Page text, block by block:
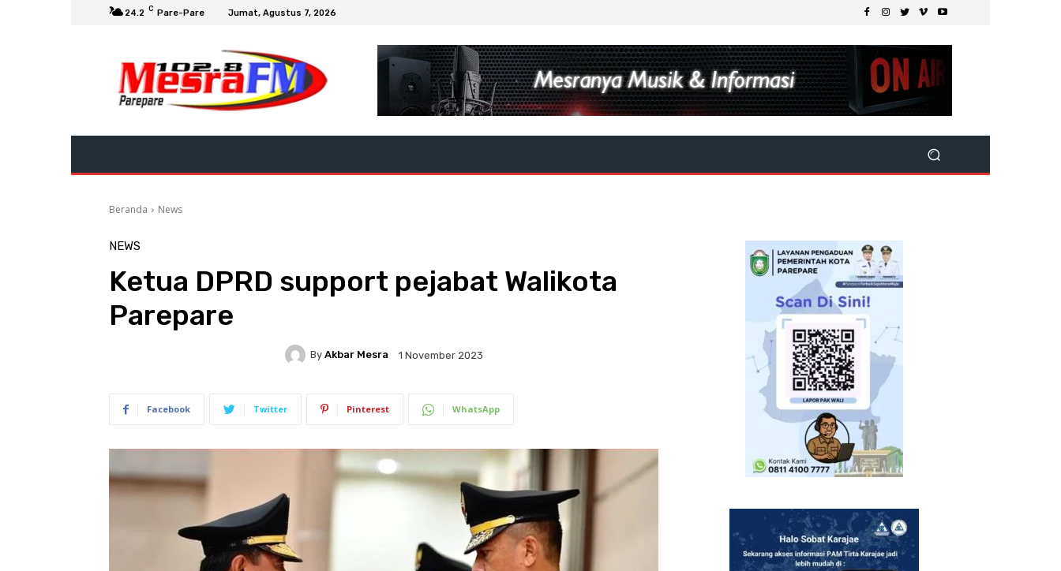
24.2 C Pare-Pare Jumat, Agustus 7, 2026
Beranda News
NEWS
Ketua DPRD support pejabat Walikota
Parepare
By Akbar Mesra 1 November 2023
Facebook Twitter Pinterest WhatsApp